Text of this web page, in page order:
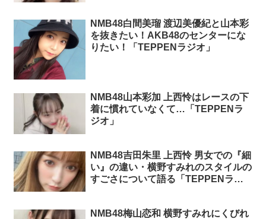
NMB48白間美瑠 渡辺美優紀と山本彩
を抜きたい！AKB48のセンターにな
りたい！「TEPPENラジオ」
NMB48山本彩加 上西怜はレースの下
着に慣れていなくて…「TEPPENラ
ジオ」
NMB48吉田朱里 上西怜 男女での『細
い』の違い・横野すみれのスタイルの
すごさについて語る「TEPPENラジ
NMB48梅山恋和 横野すみれにくびれ